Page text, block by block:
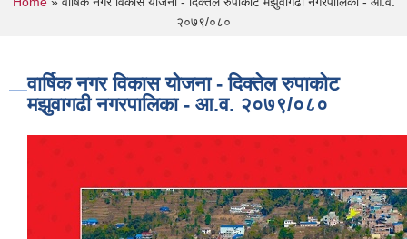
You are here
२०७९/०८०
वार्षिक नगर विकास योजना - दिक्तेल रुपाकोट
मझुवागढी नगरपालिका - आ.व. २०७९/०८०